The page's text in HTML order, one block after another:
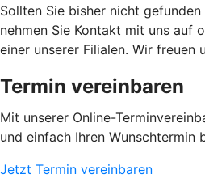
Sollten Sie bisher nicht gefunden
nehmen Sie Kontakt mit uns auf
einer unserer Filialen. Wir freuen
Termin vereinbaren
Mit unserer Online-
und einfach Ihren Wunschtermin
Jetzt Termin vereinbaren